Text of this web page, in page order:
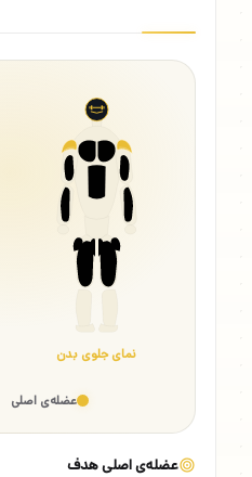
نمای جلوی بدن
عضله‌ی اصلی
عضله‌ی اصلی هدف